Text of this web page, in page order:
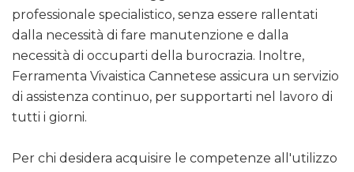
professionale specialistico, senza essere rallentati
dalla necessità di fare manutenzione e dalla
necessità di occuparti della burocrazia. Inoltre,
Ferramenta Vivaistica Cannetese assicura un servizio
di assistenza continuo, per supportarti nel lavoro di
tutti i giorni.
Per chi desidera acquisire le competenze all'utilizzo